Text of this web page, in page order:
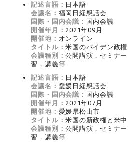
記述言語： 日本語
会議名： 福岡日経懇話会
国際・国内会議： 国内会議
開催年月：2021年09月
開催地： オンライン
タイトル：米国のバイデン政
会議種別：公開講演，セミナ
習，講義等
記述言語： 日本語
会議名： 愛媛日経懇話会
国際・国内会議： 国内会議
開催年月：2021年07月
開催地： 愛媛県松山市
タイトル：米国の新政権と米
会議種別：公開講演，セミナ
習，講義等